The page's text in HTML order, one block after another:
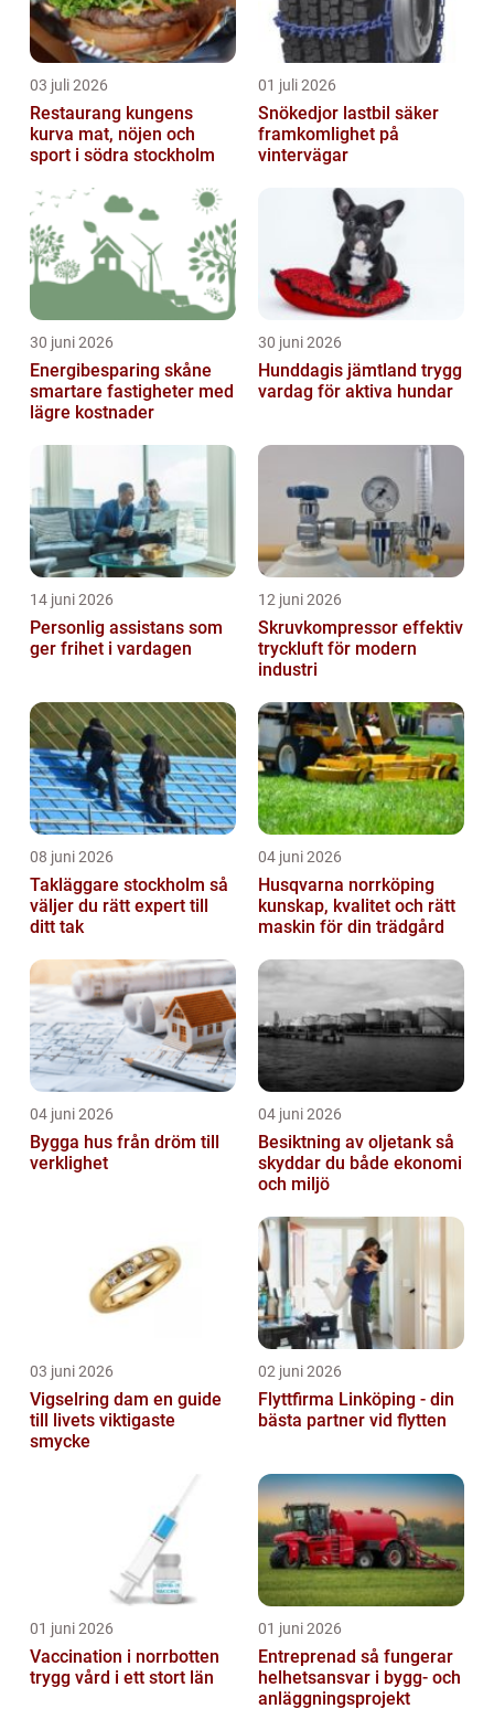
03 juli 2026
Restaurang kungens
kurva mat, nöjen och
sport i södra stockholm
01 juli 2026
Snökedjor lastbil säker
framkomlighet på
vintervägar
30 juni 2026
Energibesparing skåne
smartare fastigheter med
lägre kostnader
30 juni 2026
Hunddagis jämtland trygg
vardag för aktiva hundar
14 juni 2026
Personlig assistans som
ger frihet i vardagen
12 juni 2026
Skruvkompressor effektiv
tryckluft för modern
industri
08 juni 2026
Takläggare stockholm så
väljer du rätt expert till
ditt tak
04 juni 2026
Husqvarna norrköping
kunskap, kvalitet och rätt
maskin för din trädgård
04 juni 2026
Bygga hus från dröm till
verklighet
04 juni 2026
Besiktning av oljetank så
skyddar du både ekonomi
och miljö
03 juni 2026
Vigselring dam en guide
till livets viktigaste
smycke
02 juni 2026
Flyttfirma Linköping - din
bästa partner vid flytten
01 juni 2026
Vaccination i norrbotten
trygg vård i ett stort län
01 juni 2026
Entreprenad så fungerar
helhetsansvar i bygg- och
anläggningsprojekt